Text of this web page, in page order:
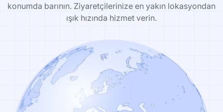
konumda barının. Ziyaretçilerinize en yakın lokasyondan
ışık hızında hizmet verin.